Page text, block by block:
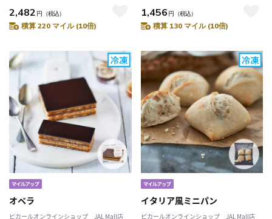
2,482 円 （税込）
積算 220 マイル (10倍)
1,456 円 （税込）
積算 130 マイル (10倍)
オペラ
ピカールオンラインショップ JAL Mall店
イタリア風ミニパン
ピカールオンラインショップ JAL Mall店